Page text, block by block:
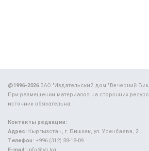
@1996-2026ЗАО "Издательский дом "Вечерний
При размещении материалов на сторонних
источник обязательна.
Контакты редакции:
Адрес: Кыргызстан, г. Бишкек, ул. Усенбаева, 2.
Телефон: +996 (312) 88-18-09.